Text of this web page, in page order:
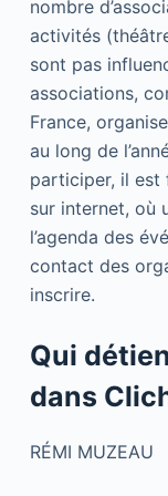
nombre
activités
sont pas
associations,
France,
au long de
participer, il est
sur internet, où
l’agenda des
contact des
inscrire.
Qui
dans
RÉMI MUZEAU